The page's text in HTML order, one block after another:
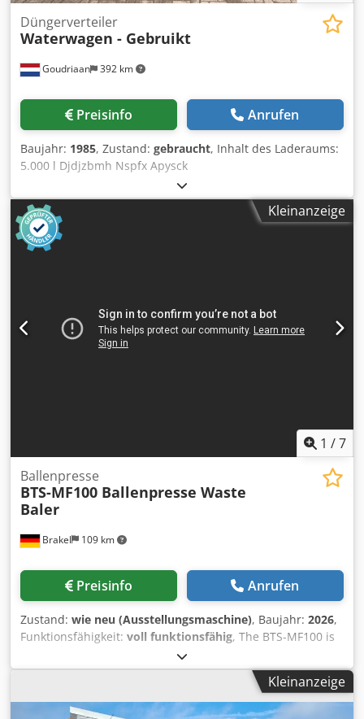
Goudriaan 392 km
Düngerverteiler
Waterwagen - Gebruikt
Preisinfo Anrufen
Baujahr: 1985, Zustand: gebraucht, Inhalt des Laderaums:
5.000 l Djdjzbmh Nspfx Apysck
Kleinanzeige
1 /7
Brakel 109 km
Ballenpresse
BTS-MF100 Ballenpresse Waste
Baler
Preisinfo Anrufen
Zustand: wie neu (Ausstellungsmaschine), Baujahr: 2026,
Funktionsfähigkeit: voll funktionsfähig, The BTS-MF100 is
the ideal waste baler for compacting your loose cardboard
and plastic film waste into a bale of up to 100 kg. It is
equipped with automatic bale cycle, hour counter and also
strap eject system. The baling press impresses with its
Kleinanzeige